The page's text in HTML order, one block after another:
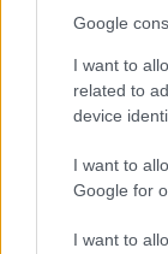
Google
I want to
related to
device
I want to
Google for
I want to